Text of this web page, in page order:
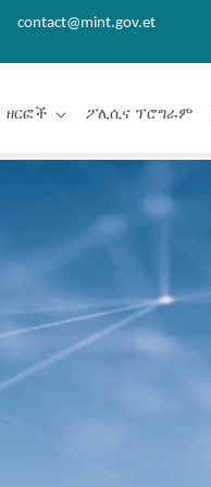
contact@mint.gov.et
ዘርፎች ፖሊሲና ፕሮግራም